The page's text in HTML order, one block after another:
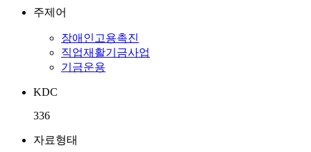
주제어
장애인고용촉진
직업재활기금사업
기금운용
KDC
336
자료형태